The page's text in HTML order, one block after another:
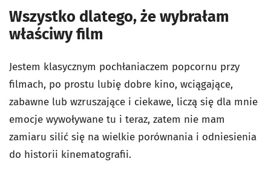
Wszystko dlatego, że wybrałam
właściwy film
Jestem klasycznym pochłaniaczem popcornu przy
filmach, po prostu lubię dobre kino, wciągające,
zabawne lub wzruszające i ciekawe, liczą się dla mnie
emocje wywoływane tu i teraz, zatem nie mam
zamiaru silić się na wielkie porównania i odniesienia
do historii kinematografii.